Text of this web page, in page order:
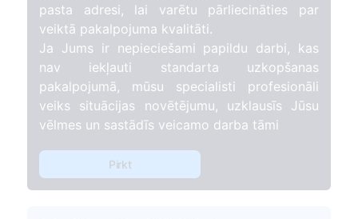
pasta adresi, lai varētu pārliecināties par
veiktā pakalpojuma kvalitāti.
Ja Jums ir nepieciešami papildu darbi, kas
nav iekļauti standarta uzkopšanas
pakalpojumā, mūsu specialisti profesionāli
veiks situācijas novētējumu, uzklausīs Jūsu
vēlmes un sastādīs veicamo darba tāmi
Pirkt